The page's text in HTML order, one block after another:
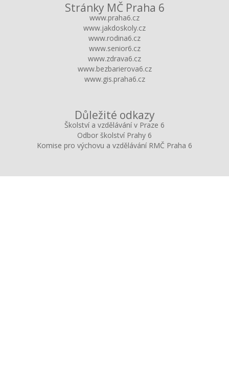
Stránky MČ Praha 6
www.praha6.cz
www.jakdoskoly.cz
www.rodina6.cz
www.senior6.cz
www.zdrava6.cz
www.bezbarierova6.cz
www.gis.praha6.cz
Důležité odkazy
Školství a vzdělávání v Praze 6
Odbor školství Prahy 6
Komise pro výchovu a vzdělávání RMČ Praha 6